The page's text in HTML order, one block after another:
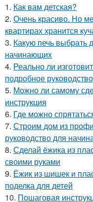
1. Как вам детская?
2. Очень красиво. Но
квартирах хранится
3. Какую печь выбрать
начинающих
4. Реально ли
подробное руководство
5. Можно ли самому
инструкция
6. Где можно
7. Строим дом из
руководство для
8. Сделай ёжика из
своими руками
9. Ёжик из шишек и
поделка для детей
10. Пошаговая